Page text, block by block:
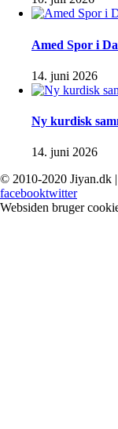
Amed Spor i
14. juni 2026
Ny kurdisk
14. juni 2026
© 2010-2020 Jiyan.dk
facebooktwitter
Websiden bruger